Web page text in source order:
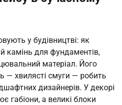
у будівництві: як
камінь для фундаментів,
матеріал. Його
— хвилясті смуги — робить
дизайнерів. У декорі
габіони, а великі блоки